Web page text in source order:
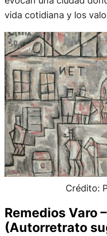
vida cotidiana y los
Crédito:
Remedios Varo
(Autorretrato